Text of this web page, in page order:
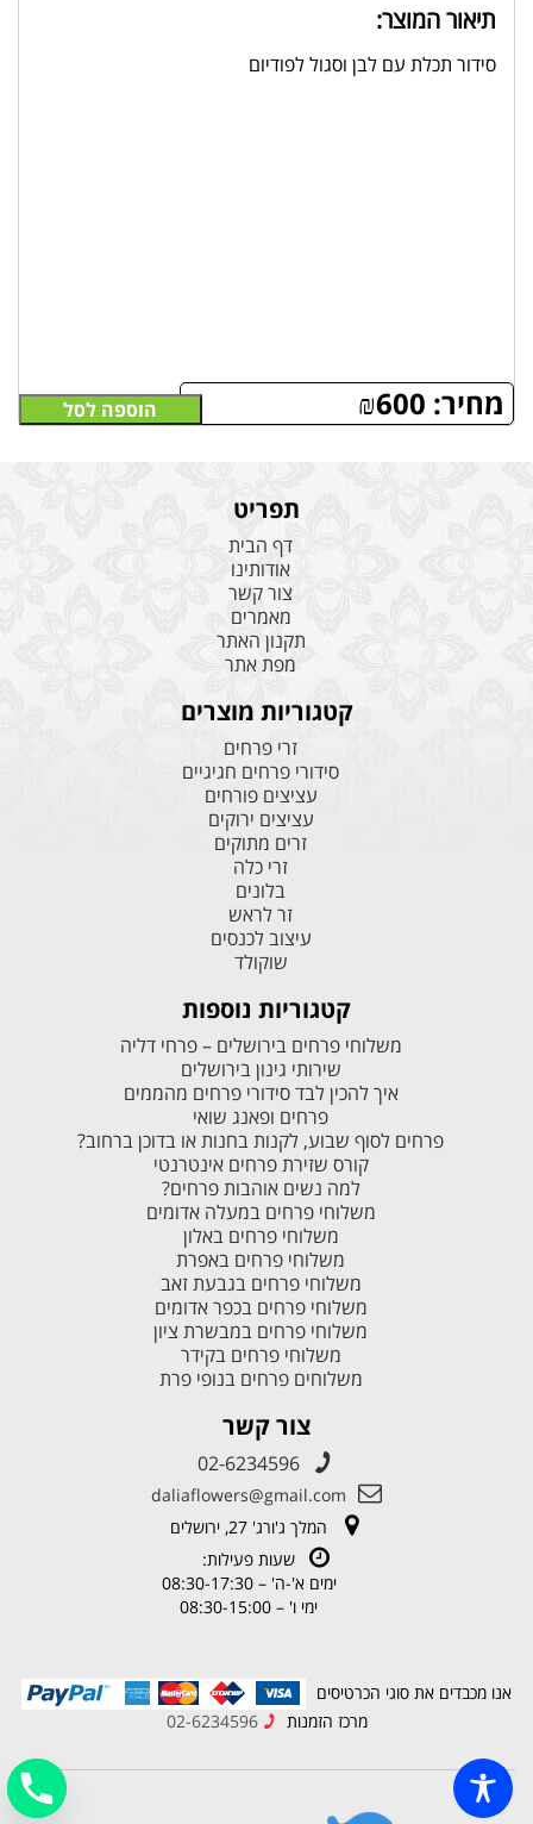
תיאור המוצר:
סידור תכלת עם לבן וסגול לפודיום
מחיר: ₪600 הוספה לסל
תפריט
דף הבית
אודותינו
צור קשר
מאמרים
תקנון האתר
מפת אתר
קטגוריות מוצרים
זרי פרחים
סידורי פרחים חגיגיים
עציצים פורחים
עציצים ירוקים
זרים מתוקים
זרי כלה
בלונים
זר לראש
עיצוב לכנסים
שוקולד
קטגוריות נוספות
משלוחי פרחים בירושלים – פרחי דליה
שירותי גינון בירושלים
איך להכין לבד סידורי פרחים מהממים
פרחים ופאנג שואי
פרחים לסוף שבוע, לקנות בחנות או בדוכן ברחוב?
קורס שזירת פרחים אינטרנטי
למה נשים אוהבות פרחים?
משלוחי פרחים במעלה אדומים
משלוחי פרחים באלון
משלוחי פרחים באפרת
משלוחי פרחים בגבעת זאב
משלוחי פרחים בכפר אדומים
משלוחי פרחים במבשרת ציון
משלוחי פרחים בקידר
משלוחים פרחים בנופי פרת
צור קשר
02-6234596
daliaflowers@gmail.com
המלך ג'ורג' 27, ירושלים
שעות פעילות:
ימים א'-ה' – 08:30-17:30
ימי ו' – 08:30-15:00
אנו מכבדים את סוגי הכרטיסים
מרכז הזמנות
02-6234596